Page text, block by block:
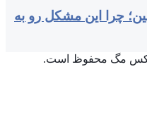
چرا این مشکل رو به